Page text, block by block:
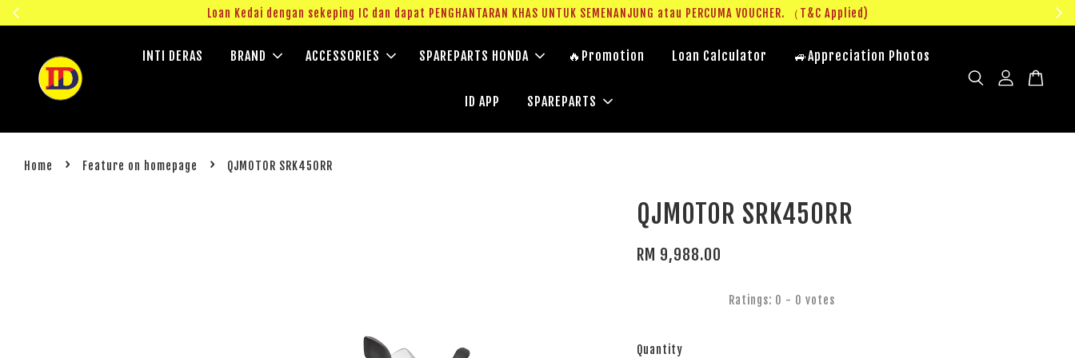
Loan Kedai dengan sekeping IC dan dapat PENGHANTARAN KHAS UNTUK SEMENANJUNG atau PERCUMA VOUCHER. （T&C Applied)
INTI DERAS BRAND ACCESSORIES SPAREPARTS HONDA 🔥Promotion Loan Calculator 🚙Appreciation Photos
ID APP SPAREPARTS
Home › Feature on homepage › QJMOTOR SRK450RR
QJMOTOR SRK450RR
RM 9,988.00
Ratings: 0 - 0 votes
Quantity